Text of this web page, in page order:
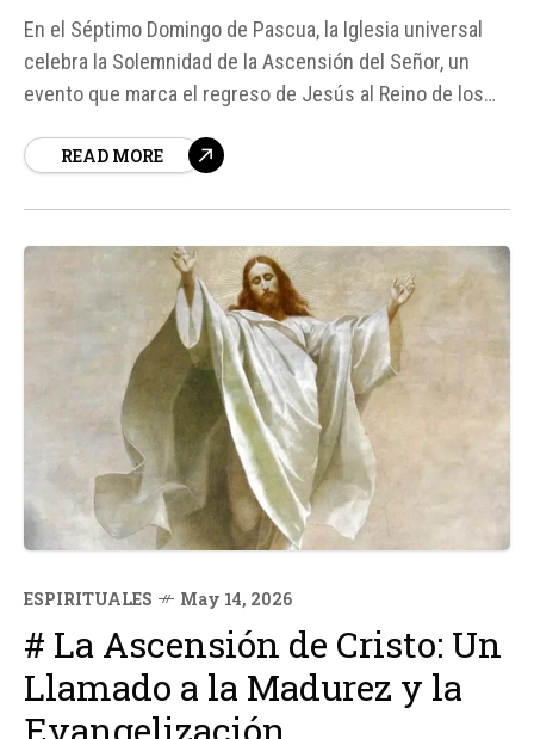
En el Séptimo Domingo de Pascua, la Iglesia universal
celebra la Solemnidad de la Ascensión del Señor, un
evento que marca el regreso de Jesús al Reino de los
oportunidad para reflexionar sobre el significado de la
READ MORE
ESPIRITUALES May 14, 2026
# La Ascensión de Cristo: Un
Llamado a la Madurez y la